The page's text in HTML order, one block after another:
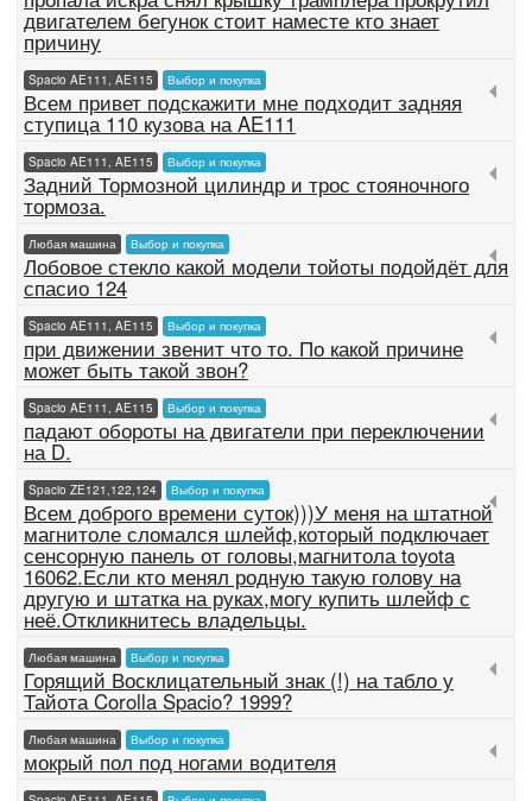
двигателем бегунок стоит наместе кто знает
причину
Spacio AE111, AE115 Выбор и покупка
Всем привет подскажити мне подходит задняя
ступица 110 кузова на AE111
Spacio AE111, AE115 Выбор и покупка
Задний Тормозной цилиндр и трос стояночного
тормоза.
Любая машина Выбор и покупка
Лобовое стекло какой модели тойоты подойдёт для
спасио 124
Spacio AE111, AE115 Выбор и покупка
при движении звенит что то. По какой причине
может быть такой звон?
Spacio AE111, AE115 Выбор и покупка
падают обороты на двигатели при переключении
на D.
Spacio ZE121,122,124 Выбор и покупка
Всем доброго времени суток)))У меня на штатной
магнитоле сломался шлейф,который подключает
сенсорную панель от головы,магнитола toyota
16062.Если кто менял родную такую голову на
другую и штатка на руках,могу купить шлейф с
неё.Откликнитесь владельцы.
Любая машина Выбор и покупка
Горящий Восклицательный знак (!) на табло у
Тайота Corolla Spacio? 1999?
Любая машина Выбор и покупка
мокрый пол под ногами водителя